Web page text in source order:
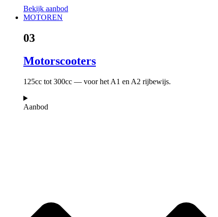
Bekijk aanbod
MOTOREN
03
Motorscooters
125cc tot 300cc — voor het A1 en A2 rijbewijs.
Aanbod